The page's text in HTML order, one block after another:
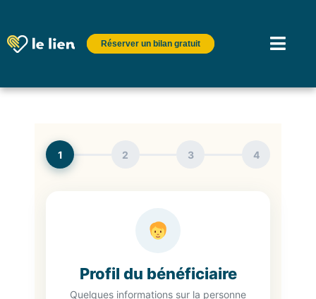
Réserver un bilan gratuit
1 2 3 4
Profil du bénéficiaire
Quelques informations sur la personne